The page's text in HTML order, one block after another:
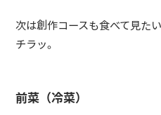
次は創作コースも食べて見た
チラッ。
前菜（冷菜）